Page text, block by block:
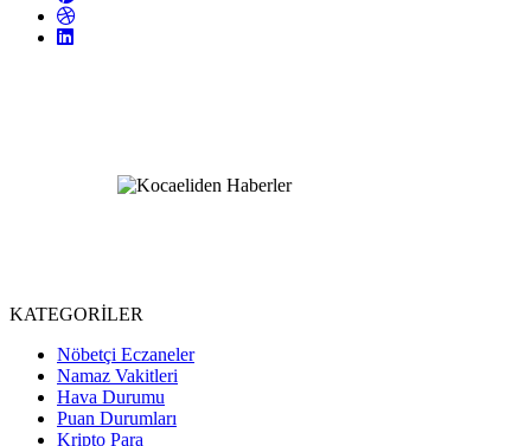
KATEGORİLER
Nöbetçi Eczaneler
Namaz Vakitleri
Hava Durumu
Puan Durumları
Kripto Para